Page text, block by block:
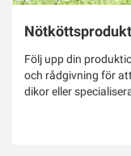
Följ upp din
och rådgivning för
dikor eller